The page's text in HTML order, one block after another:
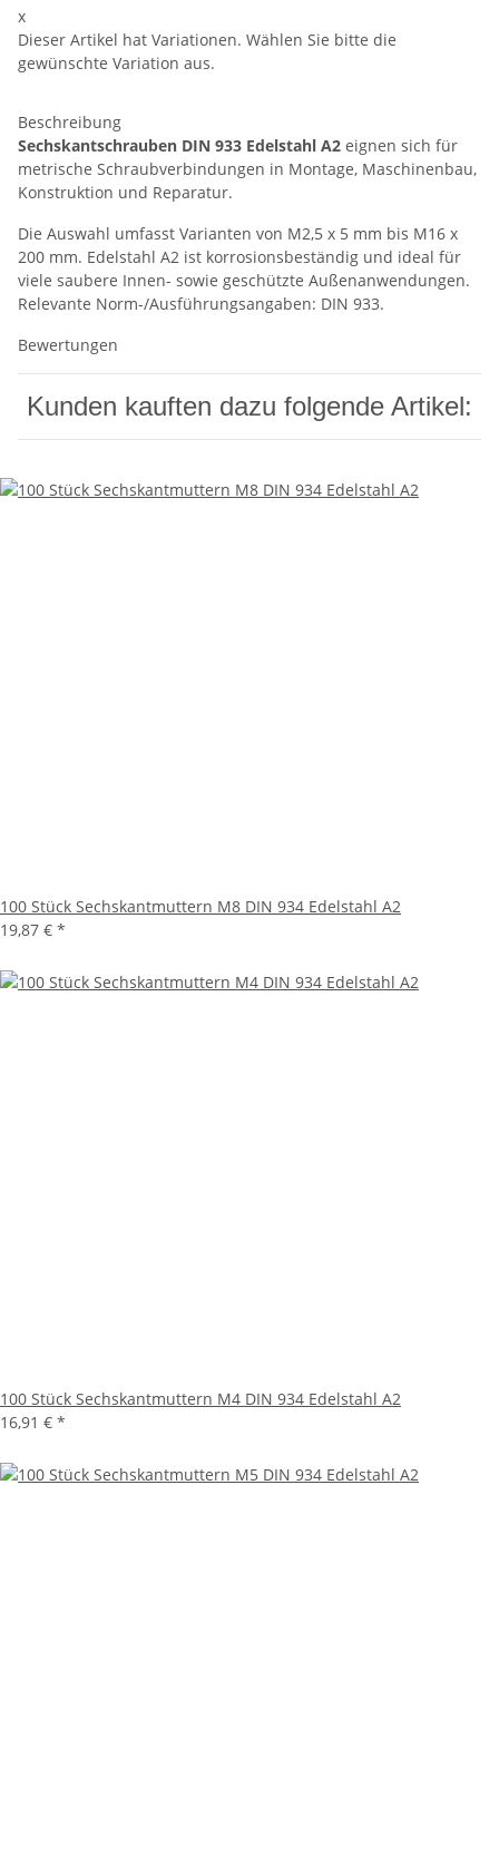
x
Dieser Artikel hat Variationen. Wählen Sie bitte die
gewünschte Variation aus.
Beschreibung
Sechskantschrauben DIN 933 Edelstahl A2 eignen sich für
metrische Schraubverbindungen in Montage, Maschinenbau,
Konstruktion und Reparatur.
Die Auswahl umfasst Varianten von M2,5 x 5 mm bis M16 x
200 mm. Edelstahl A2 ist korrosionsbeständig und ideal für
viele saubere Innen- sowie geschützte Außenanwendungen.
Relevante Norm-/Ausführungsangaben: DIN 933.
Bewertungen
Kunden kauften dazu folgende Artikel:
100 Stück Sechskantmuttern M8 DIN 934 Edelstahl A2
19,87 € *
100 Stück Sechskantmuttern M4 DIN 934 Edelstahl A2
16,91 € *